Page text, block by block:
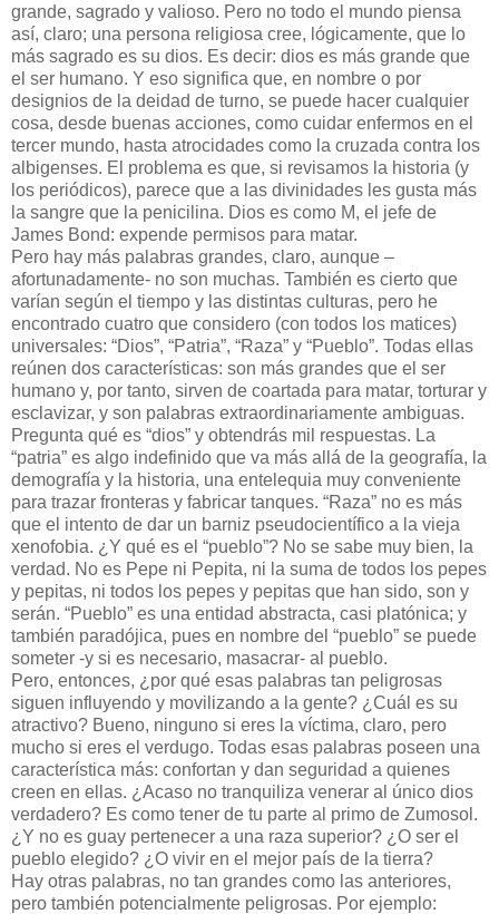
grande, sagrado y valioso. Pero no todo el mundo piensa
así, claro; una persona religiosa cree, lógicamente, que lo
más sagrado es su dios. Es decir: dios es más grande que
el ser humano. Y eso significa que, en nombre o por
designios de la deidad de turno, se puede hacer cualquier
cosa, desde buenas acciones, como cuidar enfermos en el
tercer mundo, hasta atrocidades como la cruzada contra los
albigenses. El problema es que, si revisamos la historia (y
los periódicos), parece que a las divinidades les gusta más
la sangre que la penicilina. Dios es como M, el jefe de
James Bond: expende permisos para matar.
Pero hay más palabras grandes, claro, aunque –
afortunadamente- no son muchas. También es cierto que
varían según el tiempo y las distintas culturas, pero he
encontrado cuatro que considero (con todos los matices)
universales: “Dios”, “Patria”, “Raza” y “Pueblo”. Todas ellas
reúnen dos características: son más grandes que el ser
humano y, por tanto, sirven de coartada para matar, torturar y
esclavizar, y son palabras extraordinariamente ambiguas.
Pregunta qué es “dios” y obtendrás mil respuestas. La
“patria” es algo indefinido que va más allá de la geografía, la
demografía y la historia, una entelequia muy conveniente
para trazar fronteras y fabricar tanques. “Raza” no es más
que el intento de dar un barniz pseudocientífico a la vieja
xenofobia. ¿Y qué es el “pueblo”? No se sabe muy bien, la
verdad. No es Pepe ni Pepita, ni la suma de todos los pepes
y pepitas, ni todos los pepes y pepitas que han sido, son y
serán. “Pueblo” es una entidad abstracta, casi platónica; y
también paradójica, pues en nombre del “pueblo” se puede
someter -y si es necesario, masacrar- al pueblo.
Pero, entonces, ¿por qué esas palabras tan peligrosas
siguen influyendo y movilizando a la gente? ¿Cuál es su
atractivo? Bueno, ninguno si eres la víctima, claro, pero
mucho si eres el verdugo. Todas esas palabras poseen una
característica más: confortan y dan seguridad a quienes
creen en ellas. ¿Acaso no tranquiliza venerar al único dios
verdadero? Es como tener de tu parte al primo de Zumosol.
¿Y no es guay pertenecer a una raza superior? ¿O ser el
pueblo elegido? ¿O vivir en el mejor país de la tierra?
Hay otras palabras, no tan grandes como las anteriores,
pero también potencialmente peligrosas. Por ejemplo: